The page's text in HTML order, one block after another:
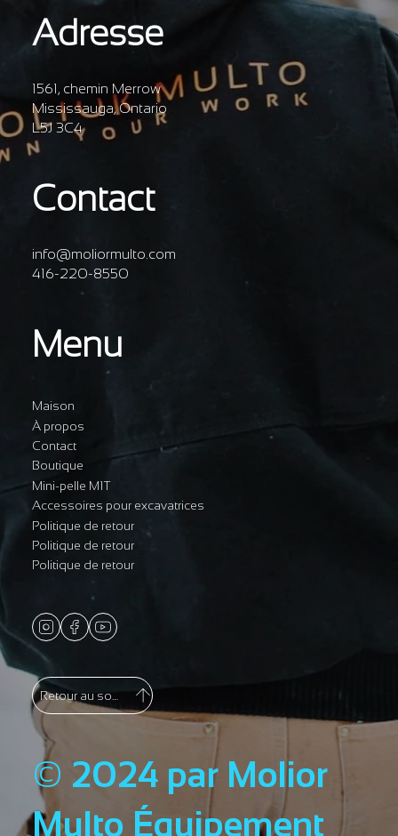
Adresse
1561, chemin Merrow
Mississauga, Ontario
L5J 3C4
Contact
info@moliormulto.com
416-220-8550
Menu
Maison
À propos
Contact
Boutique
Mini-pelle M1T
Accessoires pour excavatrices
Politique de retour
Politique de retour
Politique de retour
© 2024 par Molior
Multo Équipement